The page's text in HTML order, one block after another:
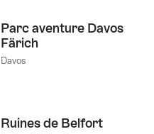
Parc aventure Davos
Färich
Davos
Ruines de Belfort